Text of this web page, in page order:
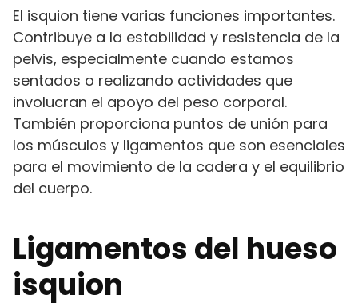
El isquion tiene varias funciones importantes.
Contribuye a la estabilidad y resistencia de la
pelvis, especialmente cuando estamos
sentados o realizando actividades que
involucran el apoyo del peso corporal.
También proporciona puntos de unión para
los músculos y ligamentos que son esenciales
para el movimiento de la cadera y el equilibrio
del cuerpo.
Ligamentos del hueso
isquion